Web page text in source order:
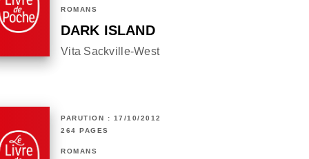
ROMANS
DARK ISLAND
Vita Sackville-West
PARUTION : 17/10/2012
264 PAGES
ROMANS